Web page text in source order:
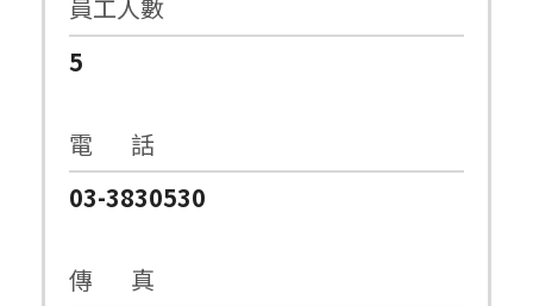
員工人數
5
電 話
03-3830530
傳 真